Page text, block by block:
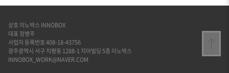
상호 이노박스 INNOBOX
대표 정병주
사업자 등록번호 408-18-43756
광주광역시 서구 치평동 1288-1 지아빌딩 5층 이노박스
INNOBOX_WORK@NAVER.COM